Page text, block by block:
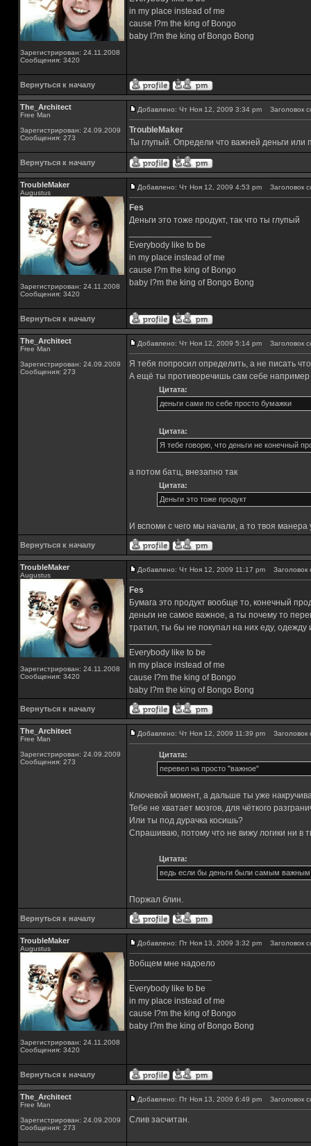
Зарегистрирован: 24.11.2008
Сообщения: 3420
in my place instead of me
cause I?m the king of Bongo
baby I?m the king of Bongo Bong
Вернуться к началу
The_Architect
Free Man
Зарегистрирован: 24.09.2009
Сообщения: 273
Добавлено: Чт Ноя 12, 2009 3:34 pm Заголовок
TroubleMaker
Ты глупый. Определи что важней деньги или
Вернуться к началу
TroubleMaker
Augustus
Зарегистрирован: 24.11.2008
Сообщения: 3420
Добавлено: Чт Ноя 12, 2009 4:53 pm Заголовок
Fes
Деньги это тоже продукт, так что ты глупый
Everybody like to be
in my place instead of me
cause I?m the king of Bongo
baby I?m the king of Bongo Bong
Вернуться к началу
The_Architect
Free Man
Зарегистрирован: 24.09.2009
Сообщения: 273
Добавлено: Чт Ноя 12, 2009 5:14 pm Заголовок
Я тебя попросил определить, а не писать
А ещё ты противоречишь сам себе например
Цитата:
деньги сами по себе просто бумажки
Цитата:
Я тебе говорю, что деньги не конечный
а потом батц, внезапно так
Цитата:
Деньги это тоже продукт
И вспоми с чего мы начали, а то твоя манера
Вернуться к началу
TroubleMaker
Augustus
Зарегистрирован: 24.11.2008
Сообщения: 3420
Добавлено: Чт Ноя 12, 2009 11:17 pm Заголовок
Fes
Бумага это продукт вообще то, конечный
деньги не самое важное, а ты почему то
тратил, ты бы не покупал на них еду, одежду
Everybody like to be
in my place instead of me
cause I?m the king of Bongo
baby I?m the king of Bongo Bong
Вернуться к началу
The_Architect
Free Man
Зарегистрирован: 24.09.2009
Сообщения: 273
Добавлено: Чт Ноя 12, 2009 11:39 pm Заголовок
Цитата:
перевел на просто "важное"
Ключевой момент, а дальше ты уже
Тебе не хватает мозгов, для чёткого
Или ты под дурачка косишь?
Спрашиваю, потому что не вижу логики ни в
Цитата:
ведь если бы деньги были самым важным
Поржал блин.
Вернуться к началу
TroubleMaker
Augustus
Зарегистрирован: 24.11.2008
Сообщения: 3420
Добавлено: Пт Ноя 13, 2009 3:32 pm Заголовок
Вобщем мне надоело
Everybody like to be
in my place instead of me
cause I?m the king of Bongo
baby I?m the king of Bongo Bong
Вернуться к началу
The_Architect
Free Man
Зарегистрирован: 24.09.2009
Сообщения: 273
Добавлено: Пт Ноя 13, 2009 6:49 pm Заголовок
Слив засчитан.